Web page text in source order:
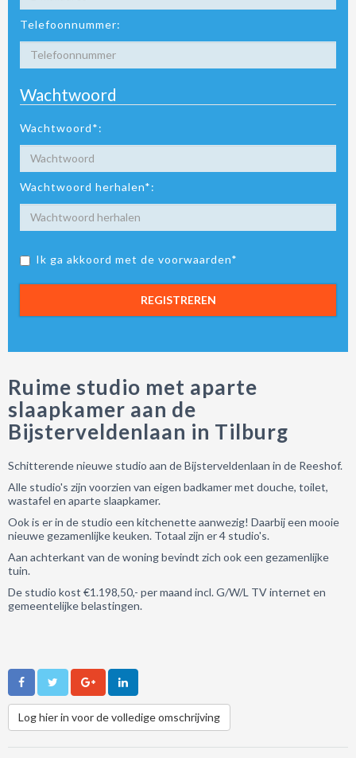
Telefoonnummer:
Wachtwoord
Wachtwoord*:
Wachtwoord herhalen*:
Ik ga akkoord met de voorwaarden*
REGISTREREN
Ruime studio met aparte
slaapkamer aan de
Bijsterveldenlaan in Tilburg
Schitterende nieuwe studio aan de Bijsterveldenlaan in de Reeshof.
Alle studio's zijn voorzien van eigen badkamer met douche, toilet,
wastafel en aparte slaapkamer.
Ook is er in de studio een kitchenette aanwezig! Daarbij een mooie
nieuwe gezamenlijke keuken. Totaal zijn er 4 studio's.
Aan achterkant van de woning bevindt zich ook een gezamenlijke
tuin.
De studio kost €1.198,50,- per maand incl. G/W/L TV internet en
gemeentelijke belastingen.
Log hier in voor de volledige omschrijving